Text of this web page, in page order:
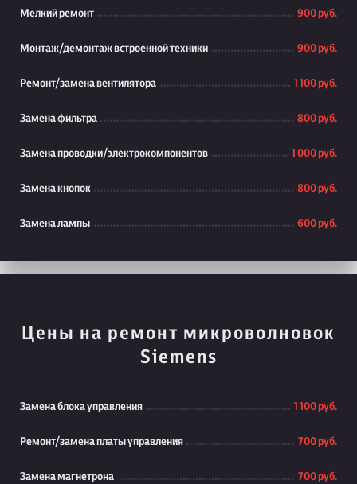
Мелкий ремонт 900 руб.
Монтаж/демонтаж встроенной техники 900 руб.
Ремонт/замена вентилятора 1 100 руб.
Замена фильтра 800 руб.
Замена проводки/электрокомпонентов 1 000 руб.
Замена кнопок 800 руб.
Замена лампы 600 руб.
Цены на ремонт микроволновок
Siemens
Замена блока управления 1 100 руб.
Ремонт/замена платы управления 700 руб.
Замена магнетрона 700 руб.